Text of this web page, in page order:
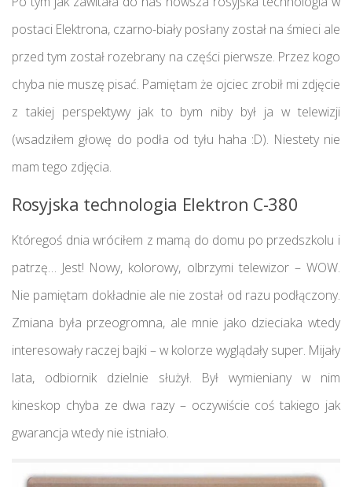
postaci Elektrona, czarno-biały posłany został na śmieci ale
przed tym został rozebrany na części pierwsze. Przez kogo
chyba nie muszę pisać. Pamiętam że ojciec zrobił mi zdjęcie
z takiej perspektywy jak to bym niby był ja w telewizji
(wsadziłem głowę do podła od tyłu haha :D). Niestety nie
mam tego zdjęcia.
Rosyjska technologia Elektron C-380
Któregoś dnia wróciłem z mamą do domu po przedszkolu i
patrzę… Jest! Nowy, kolorowy, olbrzymi telewizor – WOW.
Nie pamiętam dokładnie ale nie został od razu podłączony.
Zmiana była przeogromna, ale mnie jako dzieciaka wtedy
interesowały raczej bajki – w kolorze wyglądały super. Mijały
lata, odbiornik dzielnie służył. Był wymieniany w nim
kineskop chyba ze dwa razy – oczywiście coś takiego jak
gwarancja wtedy nie istniało.